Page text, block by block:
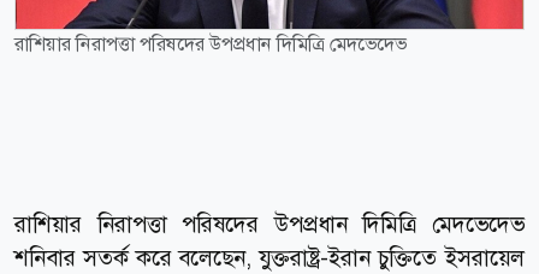
রাশিয়ার নিরাপত্তা পরিষদের উপপ্রধান দিমিত্রি মেদভেদেভ
রাশিয়ার নিরাপত্তা পরিষদের উপপ্রধান দিমিত্রি মেদভেদেভ
শনিবার সতর্ক করে বলেছেন, যুক্তরাষ্ট্র-ইরান চুক্তিতে ইসরায়েল